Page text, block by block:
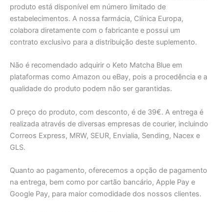
produto está disponível em número limitado de
estabelecimentos. A nossa farmácia, Clínica Europa,
colabora diretamente com o fabricante e possui um
contrato exclusivo para a distribuição deste suplemento.
Não é recomendado adquirir o Keto Matcha Blue em
plataformas como Amazon ou eBay, pois a procedência e a
qualidade do produto podem não ser garantidas.
O preço do produto, com desconto, é de 39€. A entrega é
realizada através de diversas empresas de courier, incluindo
Correos Express, MRW, SEUR, Envialia, Sending, Nacex e
GLS.
Quanto ao pagamento, oferecemos a opção de pagamento
na entrega, bem como por cartão bancário, Apple Pay e
Google Pay, para maior comodidade dos nossos clientes.